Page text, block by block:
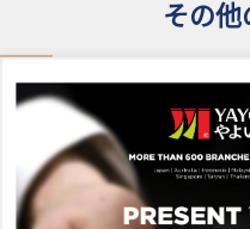
その他